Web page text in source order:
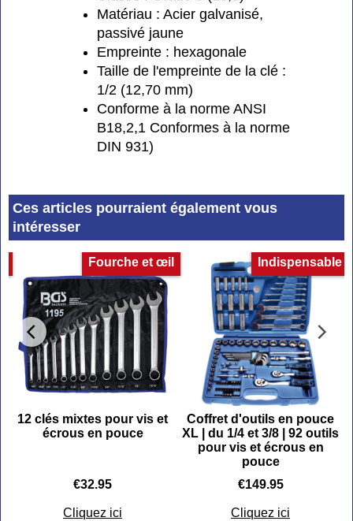
Matériau : Acier galvanisé,
passivé jaune
Empreinte : hexagonale
Taille de l'empreinte de la clé :
1/2 (12,70 mm)
Conforme à la norme ANSI
B18,2,1 Conformes à la norme
DIN 931)
Ces articles pourraient également vous
intéresser
Fourche et œil
12 clés mixtes pour vis et
écrous en pouce
€32.95
Cliquez ici
Indispensable
Coffret d'outils en pouce
XL | du 1/4 et 3/8 | 92 outils
pour vis et écrous en
pouce
€149.95
Cliquez ici